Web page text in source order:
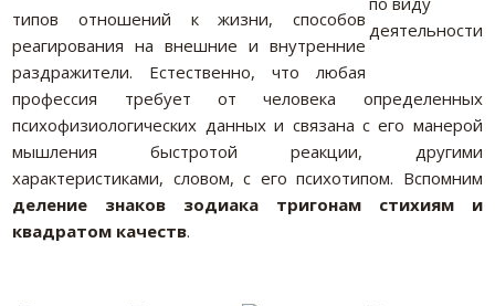
типов отношений к жизни, способов
реагирования на внешние и внутренние
раздражители. Естественно, что любая
профессия требует от человека определенных
психофизиологических данных и связана с его манерой
мышления быстротой реакции, другими
характеристиками, словом, с его психотипом. Вспомним
деление знаков зодиака тригонам стихиям и
квадратом качеств.